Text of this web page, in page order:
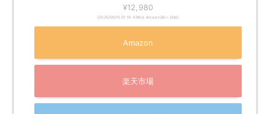
¥12,980
(2026/08/10 01:16:43時点 Amazon調べ- 詳細)
Amazon
楽天市場